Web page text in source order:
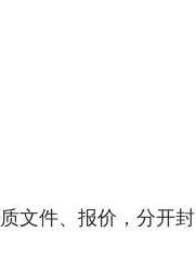
文件、报价，分开封